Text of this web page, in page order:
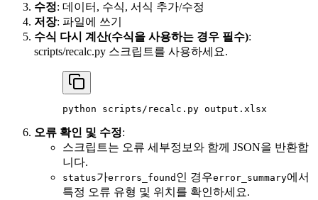
수정: 데이터, 수식, 서식 추가/수정
저장: 파일에 쓰기
수식 다시 계산(수식을 사용하는 경우 필수):
scripts/recalc.py 스크립트를 사용하세요.
python scripts/recalc.py output.xlsx
오류 확인 및 수정:
스크립트는 오류 세부정보와 함께 JSON을 반환합
니다.
status가errors_found 인 경우error_summary에서
특정 오류 유형 및 위치를 확인하세요.